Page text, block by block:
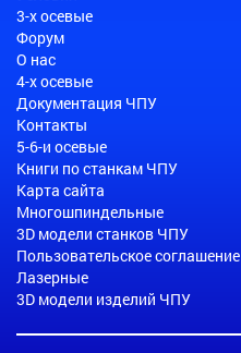
3-х осевые
Форум
О нас
4-х осевые
Документация ЧПУ
Контакты
5-6-и осевые
Книги по станкам ЧПУ
Карта сайта
Многошпиндельные
3D модели станков ЧПУ
Пользовательское соглашение
Лазерные
3D модели изделий ЧПУ